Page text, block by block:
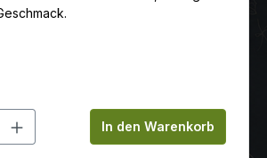
Gib den
In den Warenkorb